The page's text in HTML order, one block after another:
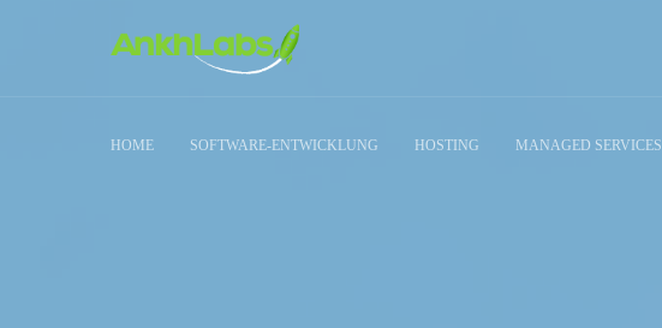
HOME SOFTWARE-ENTWICKLUNG HOSTING MANAGED SERVICES